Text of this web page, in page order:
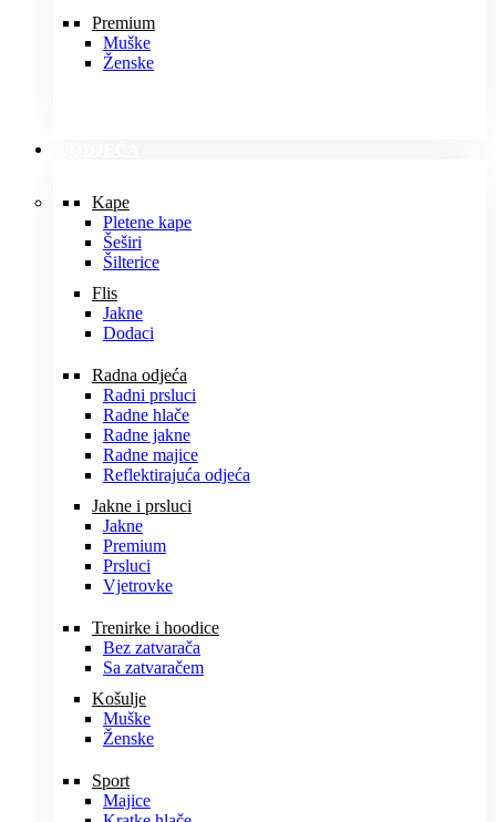
Premium
Muške
Ženske
Kape
Pletene kape
Šeširi
Šilterice
Flis
Jakne
Dodaci
Radna odjeća
Radni prsluci
Radne hlače
Radne jakne
Radne majice
Reflektirajuća odjeća
Jakne i prsluci
Jakne
Premium
Prsluci
Vjetrovke
Trenirke i hoodice
Bez zatvarača
Sa zatvaračem
Košulje
Muške
Ženske
Sport
Majice